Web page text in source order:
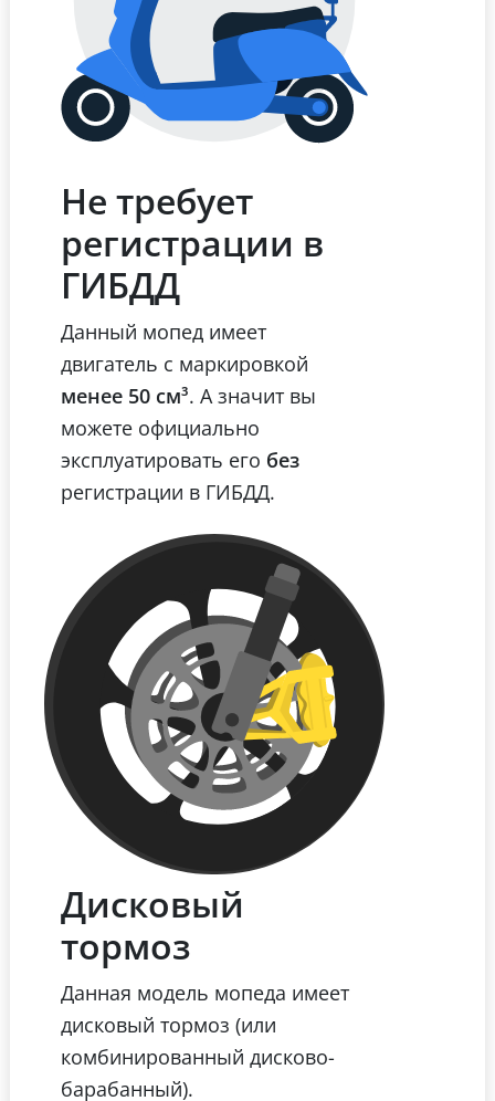
Не требует
регистрации в
ГИБДД
Данный мопед имеет
двигатель с маркировкой
менее 50 см³. А значит вы
можете официально
эксплуатировать его без
регистрации в ГИБДД.
Дисковый
тормоз
Данная модель мопеда имеет
дисковый тормоз (или
комбинированный дисково-
барабанный).